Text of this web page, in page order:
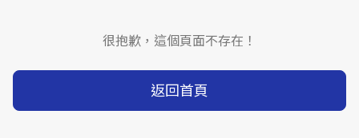
很抱歉，這個頁面不存在！
返回首頁